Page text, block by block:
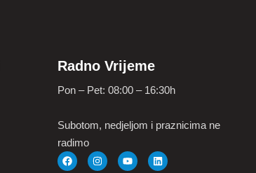
Radno Vrijeme
Pon – Pet: 08:00 – 16:30h
Subotom, nedjeljom i praznicima ne
radimo